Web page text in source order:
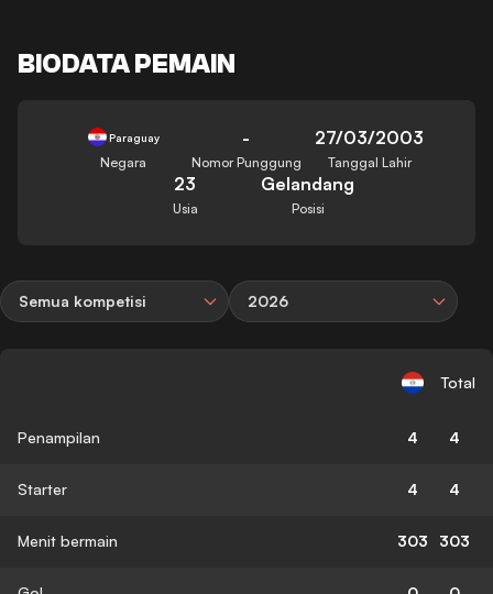
BIODATA PEMAIN
Paraguay
Negara
-
Nomor Punggung
27/03/2003
Tanggal Lahir
23
Usia
Gelandang
Posisi
Semua kompetisi 2026
Total
Penampilan 4 4
Starter 4 4
Menit bermain 303 303